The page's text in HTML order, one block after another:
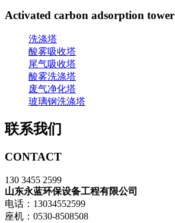
Activated carbon adsorption tower
洗涤塔
酸雾吸收塔
尾气吸收塔
酸雾洗涤塔
废气净化塔
玻璃钢洗涤塔
联系我们
CONTACT
130 3455 2599
山东永蓝环保设备工程有限公司
电话：13034552599
座机：0530-8508508